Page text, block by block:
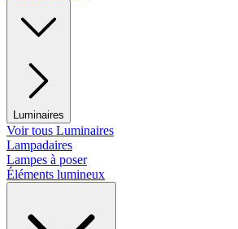
Luminaires
Voir tous Luminaires
Lampadaires
Lampes à poser
Éléments lumineux